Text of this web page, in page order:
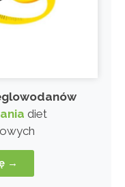
diet
→